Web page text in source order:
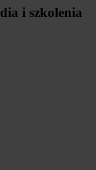
i szkolenia